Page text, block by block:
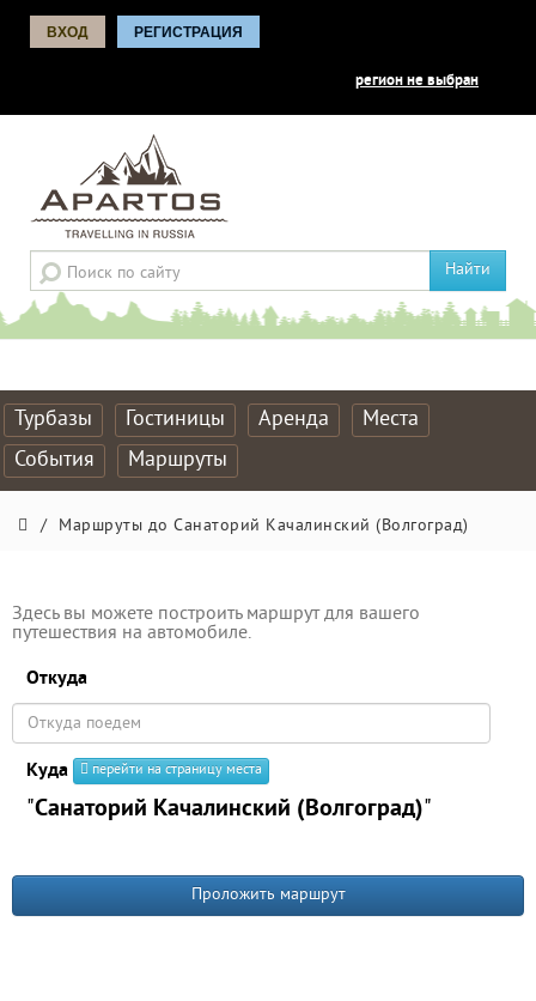
ВХОД РЕГИСТРАЦИЯ
регион не выбран
Найти
Турбазы Гостиницы Аренда
Места
События
Маршруты
/ Маршруты до Санаторий Качалинский (Волгоград)
Здесь вы можете построить маршрут для вашего
путешествия на автомобиле.
Откуда
Куда перейти на страницу места
"Санаторий Качалинский (Волгоград)"
Проложить маршрут